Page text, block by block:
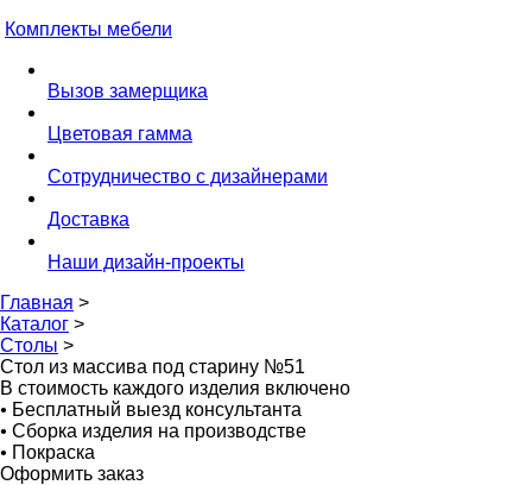
Комплекты мебели
Вызов замерщика
Цветовая гамма
Сотрудничество с дизайнерами
Доставка
Наши дизайн-проекты
Главная >
Каталог >
Столы >
Стол из массива под старину №51
В стоимость каждого изделия включено
• Бесплатный выезд консультанта
• Сборка изделия на производстве
• Покраска
Оформить заказ